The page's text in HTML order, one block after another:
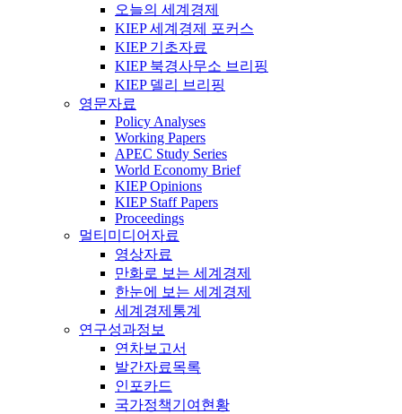
오늘의 세계경제
KIEP 세계경제 포커스
KIEP 기초자료
KIEP 북경사무소 브리핑
KIEP 델리 브리핑
영문자료
Policy Analyses
Working Papers
APEC Study Series
World Economy Brief
KIEP Opinions
KIEP Staff Papers
Proceedings
멀티미디어자료
영상자료
만화로 보는 세계경제
한눈에 보는 세계경제
세계경제통계
연구성과정보
연차보고서
발간자료목록
인포카드
국가정책기여현황